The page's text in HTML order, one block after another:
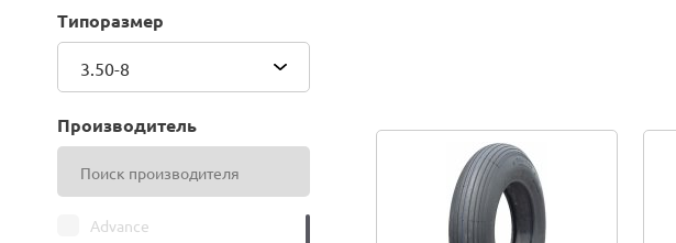
Типоразмер
3.50-8
Производитель
Advance